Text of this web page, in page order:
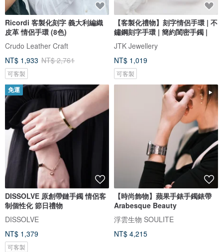
Ricordi 客製化刻字 義大利編織
皮革 情侶手環 (8色)
Crudo Leather Craft
NT$ 1,933 NT$ 2,761
可客製
【客製化禮物】刻字情侶手環 | 不
鏽鋼刻字手環 | 簡約閨密手鐲 |
JTK Jewellery
NT$ 1,019
可客製
免運
DISSOLVE 原創帶鏈手鐲 情侶客
制個性化 節日禮物
DISSOLVE
NT$ 1,379
可客製
【時尚飾物】蘋果手錶手鐲錶帶
Arabesque Beauty
浮雲生物 SOULITE
NT$ 4,215